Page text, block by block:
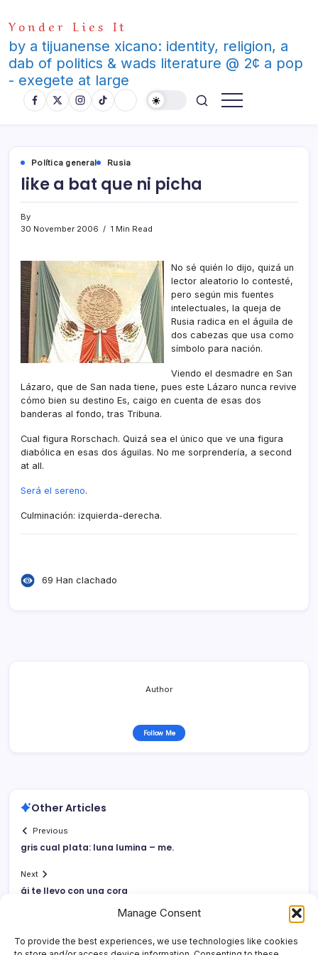
Manage Consent
To provide the best experiences, we use technologies like cookies
to
content
Yonder Lies It
by a tijuanense xicano: identity, religion, a
dab of politics & wads literature @ 2¢ a pop
- exegete at large
Polí­tica general Rusia
like a bat que ni picha
By
30 November 2006
1 Min Read
No sé quién lo dijo, quizá un
lector aleatorio lo contesté,
pero según mis fuentes
intelectuales, la queja de
Rusia radica en el águila de
dos cabezas que usa como
sí­mbolo para nación.
Viendo el desmadre en San
Lázaro, que de San nada tiene, pues este Lázaro nunca revive
cómo bien su destino Es, caigo en cuenta de esas dos
banderas al fondo, tras Tribuna.
Cual figura Rorschach. Quizá sea el único que ve una figura
diabólica en esas dos águilas. No me sorprenderí­a, a second
at all.
Será el sereno.
Culminación: izquierda-derecha.
69 Han clachado
Author
Follow Me
Other Articles
Previous
gris cual plata: luna lumina – me.
Next
ái te llevo con una cora